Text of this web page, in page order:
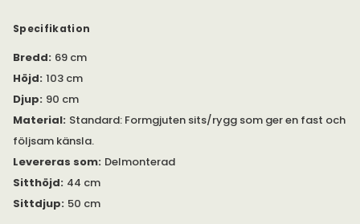
på översidan av sittkudden.
Specifikation
Bredd: 69 cm
Höjd: 103 cm
Djup: 90 cm
Material: Standard: Formgjuten sits/rygg som ger en fast och
följsam känsla.
Levereras som: Delmonterad
Sitthöjd: 44 cm
Sittdjup: 50 cm